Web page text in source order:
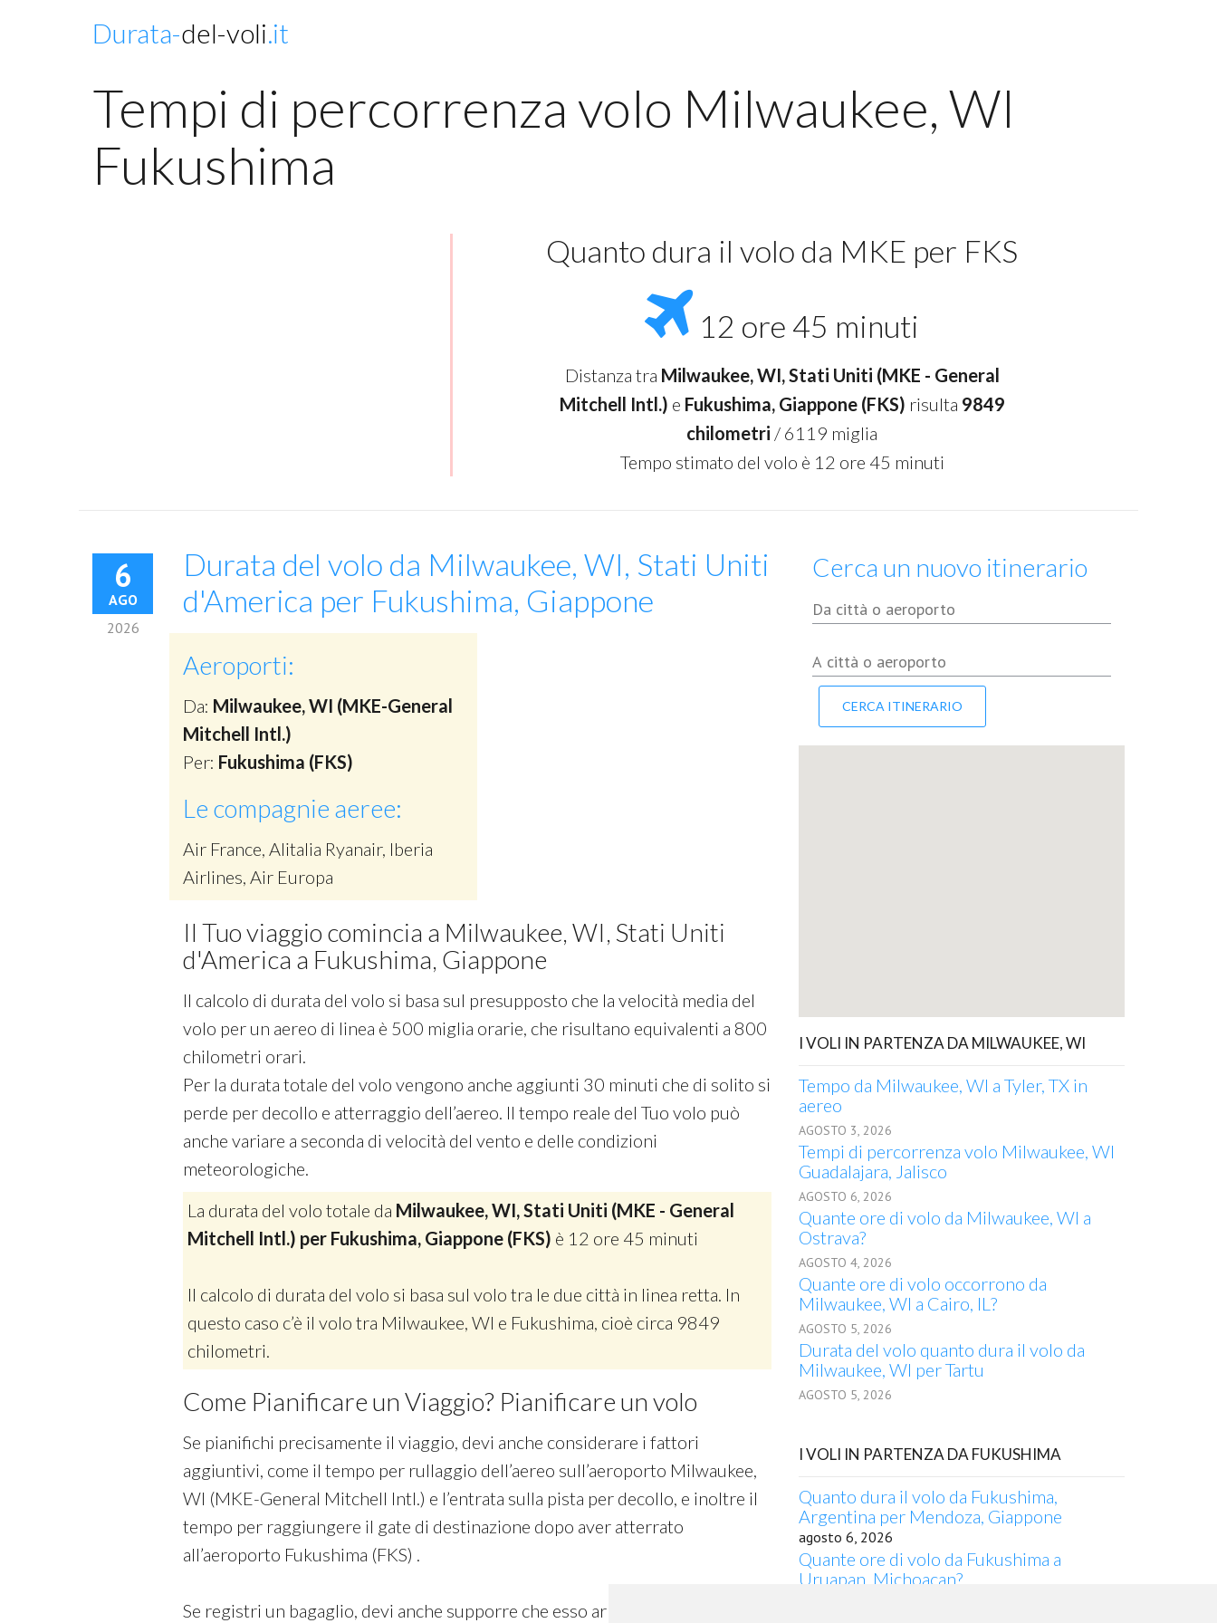
Durata-del-voli.it
Tempi di percorrenza volo Milwaukee, WI
Fukushima
Quanto dura il volo da MKE per FKS
12 ore 45 minuti
Distanza tra Milwaukee, WI, Stati Uniti (MKE - General
Mitchell Intl.) e Fukushima, Giappone (FKS) risulta 9849
chilometri / 6119 miglia
Tempo stimato del volo è 12 ore 45 minuti
6
AGO
2026
Durata del volo da Milwaukee, WI, Stati Uniti
d'America per Fukushima, Giappone
Aeroporti:
Da: Milwaukee, WI (MKE-General
Mitchell Intl.)
Per: Fukushima (FKS)
Le compagnie aeree:
Air France, Alitalia Ryanair, Iberia
Airlines, Air Europa
Il Tuo viaggio comincia a Milwaukee, WI, Stati Uniti
d'America a Fukushima, Giappone
Il calcolo di durata del volo si basa sul presupposto che la velocità media del
volo per un aereo di linea è 500 miglia orarie, che risultano equivalenti a 800
chilometri orari.
Per la durata totale del volo vengono anche aggiunti 30 minuti che di solito si
perde per decollo e atterraggio dell’aereo. Il tempo reale del Tuo volo può
anche variare a seconda di velocità del vento e delle condizioni
meteorologiche.
La durata del volo totale da Milwaukee, WI, Stati Uniti (MKE - General
Mitchell Intl.) per Fukushima, Giappone (FKS) è 12 ore 45 minuti
Il calcolo di durata del volo si basa sul volo tra le due città in linea retta. In
questo caso c’è il volo tra Milwaukee, WI e Fukushima, cioè circa 9849
chilometri.
Come Pianificare un Viaggio? Pianificare un volo
Se pianifichi precisamente il viaggio, devi anche considerare i fattori
aggiuntivi, come il tempo per rullaggio dell’aereo sull’aeroporto Milwaukee,
WI (MKE-General Mitchell Intl.) e l’entrata sulla pista per decollo, e inoltre il
tempo per raggiungere il gate di destinazione dopo aver atterrato
all’aeroporto Fukushima (FKS) .
Se registri un bagaglio, devi anche supporre che esso arrivi in ritardo, perciò
Cerca un nuovo itinerario
I VOLI IN PARTENZA DA MILWAUKEE, WI
Tempo da Milwaukee, WI a Tyler, TX in
aereo
AGOSTO 3, 2026
Tempi di percorrenza volo Milwaukee, WI
Guadalajara, Jalisco
AGOSTO 6, 2026
Quante ore di volo da Milwaukee, WI a
Ostrava?
AGOSTO 4, 2026
Quante ore di volo occorrono da
Milwaukee, WI a Cairo, IL?
AGOSTO 5, 2026
Durata del volo quanto dura il volo da
Milwaukee, WI per Tartu
AGOSTO 5, 2026
I VOLI IN PARTENZA DA FUKUSHIMA
Quanto dura il volo da Fukushima,
Argentina per Mendoza, Giappone
agosto 6, 2026
Quante ore di volo da Fukushima a
Uruapan, Michoacan?